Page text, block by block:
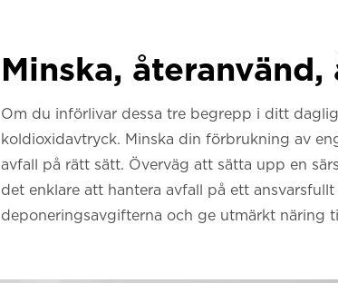
Minska,
Om du införlivar dessa tre begrepp i ditt
koldioxidavtryck. Minska din förbrukning av
avfall på rätt sätt. Överväg att sätta upp en
det enklare att hantera avfall på ett
deponeringsavgifterna och ge utmärkt näring